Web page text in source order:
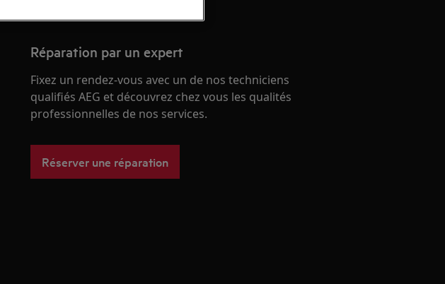
Réparation par un expert
Fixez un rendez-vous avec un de nos techniciens
qualifiés AEG et découvrez chez vous les qualités
professionnelles de nos services.
Réserver une réparation